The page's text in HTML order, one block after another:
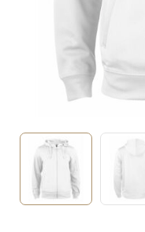
Zomerpakketten